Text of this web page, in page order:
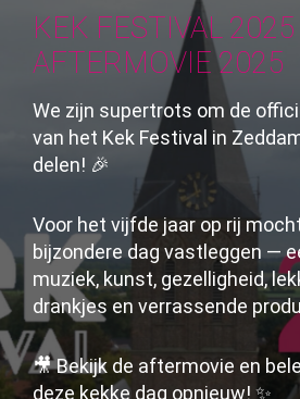
KEK FESTIVAL
AFTERMOVIE 2025
We zijn supertrots om de
van het Kek Festival in
delen! 🎉
Voor het vijfde jaar op rij
bijzondere dag vastleggen —
muziek, kunst, gezelligheid,
drankjes en verrassende
🎥 Bekijk de aftermovie en
deze kekke dag opnieuw! ✨